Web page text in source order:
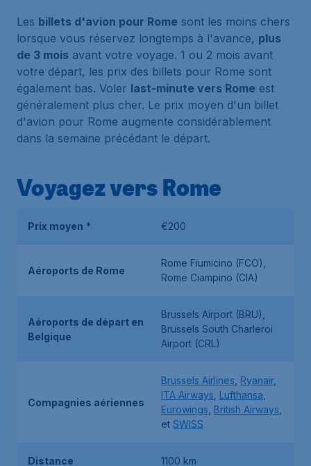
Les billets d'avion pour Rome sont les moins chers
lorsque vous réservez longtemps à l'avance, plus
de 3 mois avant votre voyage. 1 ou 2 mois avant
votre départ, les prix des billets pour Rome sont
également bas. Voler last-minute vers Rome est
généralement plus cher. Le prix moyen d'un billet
d'avion pour Rome augmente considérablement
dans la semaine précédant le départ.
Voyagez vers Rome
Prix moyen * €200
Aéroports de Rome
Rome Fiumicino (FCO),
Rome Ciampino (CIA)
Aéroports de départ en
Belgique
Brussels Airport (BRU),
Brussels South Charleroi
Airport (CRL)
Compagnies aériennes
Brussels Airlines Ryanair,
ITA Airways Lufthansa
Eurowings British Airways
et SWISS
Distance 1100 km